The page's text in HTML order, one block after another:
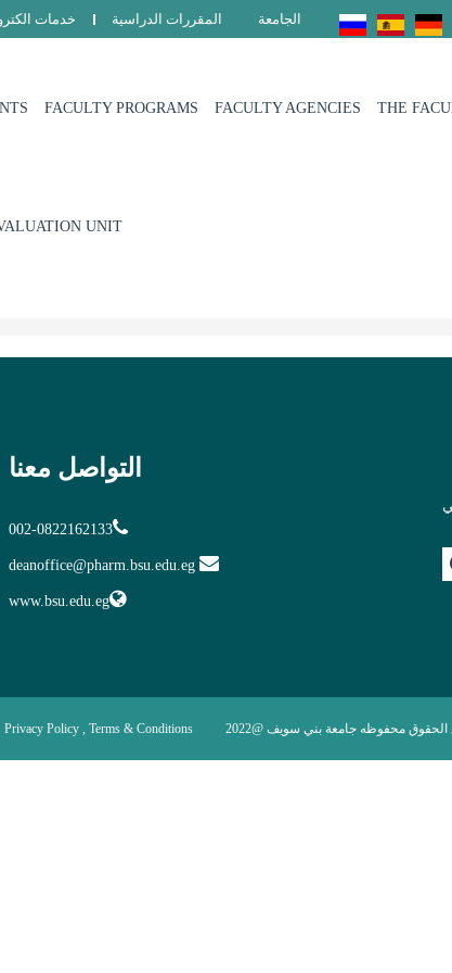
الجامعة المقررات الدراسية خدمات
THE
FACULTY AGENCIES
FACULTY PROGRAMS
UNIT
التواصل معنا
002-0822162133
www.bsu.edu.eg
محفوظه جامعة بني سويف @2022 Privacy Policy , Terms & Conditions